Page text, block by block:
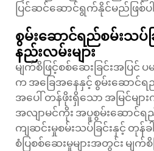
ပြင်ဆင်ဆောင်ရွက်နိုင်မည်ဖြစ်
စွမ်းဆောင်ရည်စမ်းသပ်
နည်းလမ်းများ
မျက်စိဖြင့်စစ်ဆေးခြင်းအပြင်
က အခြေအနေနှင့် စွမ်းဆောင်ရ
အပေါ် တန်ဖိုးရှိသော အမြင်မျာ
အလျာမင်ကိုး အပူစွမ်းဆောင်ရည်
ကျဆင်းမှုစမ်းသပ်ခြင်းနှင့် တုန်
စံပြစစ်ဆေးမှုများအတွင်း မျက်